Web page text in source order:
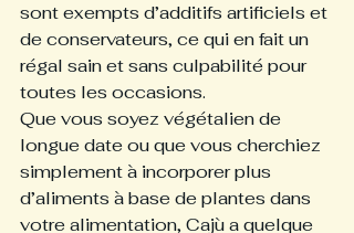
sont exempts d’additifs artificiels et
de conservateurs, ce qui en fait un
régal sain et sans culpabilité pour
toutes les occasions.
Que vous soyez végétalien de
longue date ou que vous cherchiez
simplement à incorporer plus
d’aliments à base de plantes dans
votre alimentation, Cajù a quelque